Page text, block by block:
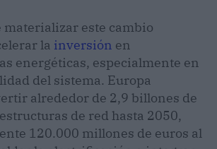
materializar este cambio
la inversión en
energéticas, especialmente en
del sistema. Europa
alrededor de 2,9 billones de
de red hasta 2050,
120.000 millones de euros al